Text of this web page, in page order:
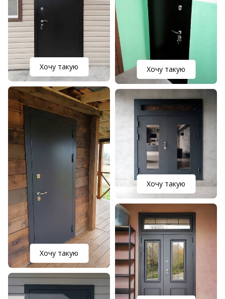
Хочу такую
Хочу такую
Хочу такую
Хочу такую